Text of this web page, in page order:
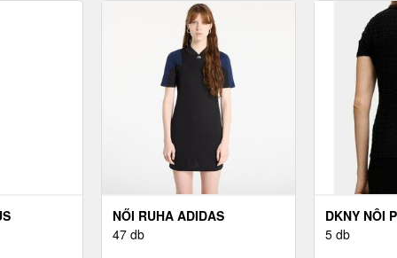
NŐI RUHA ADIDAS
ORIGINALS
47 db
DKNY NÔI
M
5 db